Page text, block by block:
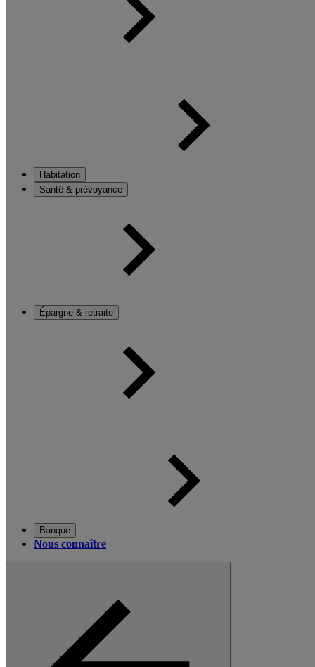
Habitation
Santé & prévoyance
Épargne & retraite
Banque
Nous connaître